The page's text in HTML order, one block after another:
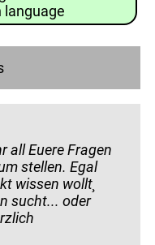
language
all Euere Fragen
stellen. Egal
sucht... oder